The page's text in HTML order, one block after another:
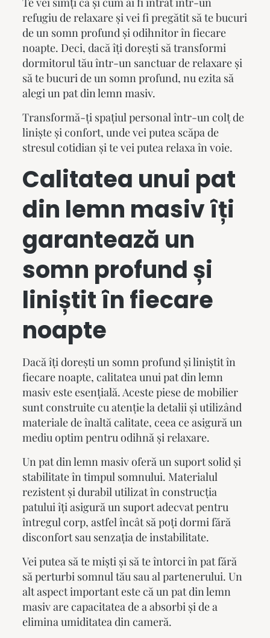
refugiu de relaxare și vei fi pregătit să te bucuri
de un somn profund și odihnitor în fiecare
noapte. Deci, dacă îți dorești să transformi
dormitorul tău într-un sanctuar de relaxare și
să te bucuri de un somn profund, nu ezita să
alegi unpat din lemn masiv.
Transformă-ți spațiul personal într-un colț de
liniște și confort, unde vei putea scăpa de
stresul cotidian și te vei putea relaxa în voie.
Calitatea unui pat
din lemn masivîți
garantează un
somn profund și
liniștit în fiecare
noapte
Dacă îți dorești un somn profund și liniștit în
fiecare noapte, calitatea unuipat din lemn
masiveste esențială. Aceste piese de mobilier
sunt construite cu atenție la detalii și utilizând
materiale de înaltă calitate, ceea ce asigură un
mediu optim pentru odihnă și relaxare.
Unpat din lemn masivoferă un suport solid și
stabilitate în timpul somnului. Materialul
rezistent și durabil utilizat în construcția
patului îți asigură un suport adecvat pentru
întregul corp, astfel încât să poți dormi fără
disconfort sau senzația de instabilitate.
Vei putea să te miști și să te întorci în pat fără
să perturbi somnul tău sau al partenerului. Un
alt aspect important este că unpat din lemn
masivare capacitatea de a absorbi și de a
elimina umiditatea din cameră.